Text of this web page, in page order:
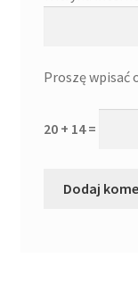
Proszę wpisać
20 + 14 =